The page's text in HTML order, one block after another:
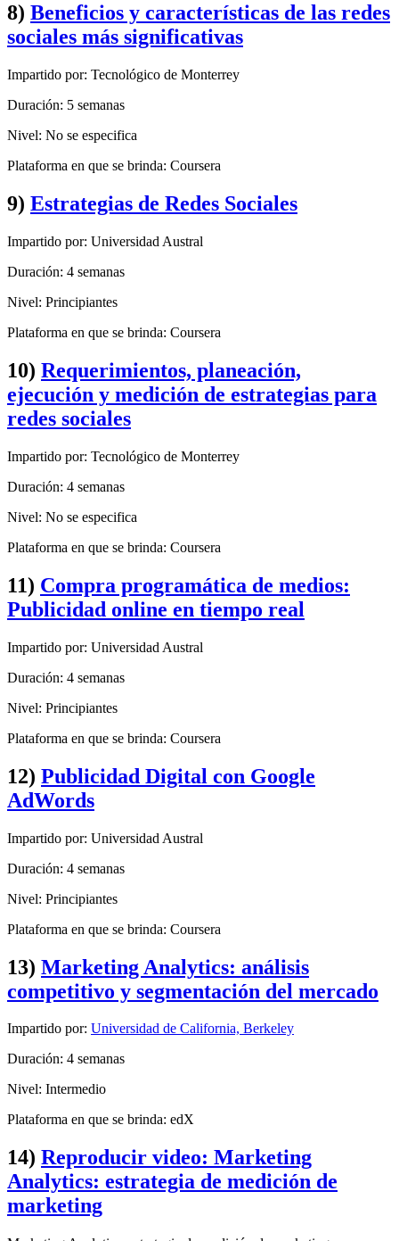
8) Beneficios y características de las redes
sociales más significativas
Impartido por: Tecnológico de Monterrey
Duración: 5 semanas
Nivel: No se especifica
Plataforma en que se brinda: Coursera
9) Estrategias de Redes Sociales
Impartido por: Universidad Austral
Duración: 4 semanas
Nivel: Principiantes
Plataforma en que se brinda: Coursera
10) Requerimientos, planeación,
ejecución y medición de estrategias para
redes sociales
Impartido por: Tecnológico de Monterrey
Duración: 4 semanas
Nivel: No se especifica
Plataforma en que se brinda: Coursera
11) Compra programática de medios:
Publicidad online en tiempo real
Impartido por: Universidad Austral
Duración: 4 semanas
Nivel: Principiantes
Plataforma en que se brinda: Coursera
12) Publicidad Digital con Google
AdWords
Impartido por: Universidad Austral
Duración: 4 semanas
Nivel: Principiantes
Plataforma en que se brinda: Coursera
13) Marketing Analytics: análisis
competitivo y segmentación del mercado
Impartido por: Universidad de California, Berkeley
Duración: 4 semanas
Nivel: Intermedio
Plataforma en que se brinda: edX
14) Reproducir video: Marketing
Analytics: estrategia de medición de
marketing